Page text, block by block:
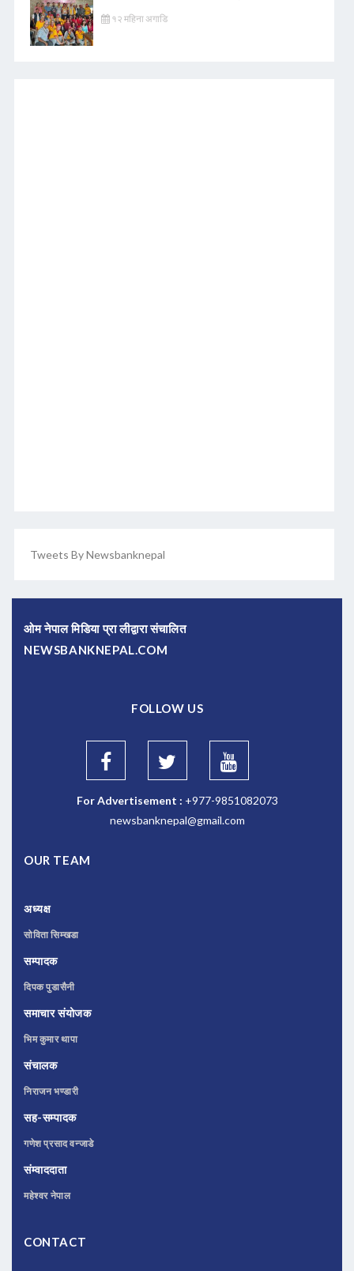
१२ महिना अगाडि
Tweets By Newsbanknepal
ओम नेपाल मिडिया प्रा लीद्वारा संचालित
NEWSBANKNEPAL.COM
FOLLOW US
For Advertisement : +977-9851082073
newsbanknepal@gmail.com
OUR TEAM
अध्यक्ष
सोविता सिम्खडा
सम्पादक
दिपक पुडासैनी
समाचार संयोजक
भिम कुमार थापा
संचालक
निराजन भण्डारी
सह-सम्पादक
गणेश प्रसाद वन्जाडे
संम्वाददाता
महेश्वर नेपाल
CONTACT